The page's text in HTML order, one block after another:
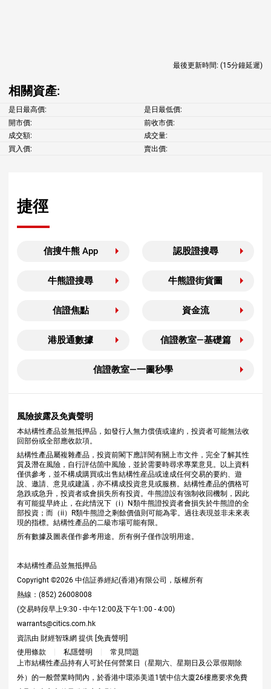
最後更新時間: (15分鐘延遲)
相關資產:
是日最高價:
是日最低價:
開市價:
前收市價:
成交額:
成交量:
買入價:
賣出價:
捷徑
信搜牛熊 App 認股證搜尋
牛熊證搜尋 牛熊證街貨圖
信證焦點 資金流
港股通數據 信證教室—基礎篇
信證教室—一圖秒學
風險披露及免責聲明
本結構性產品並無抵押品，如發行人無力償債或違約，投資者可能無法收
回部份或全部應收款項。
結構性產品屬複雜產品，投資前閣下應詳閱有關上市文件，完全了解其性
質及潛在風險，自行評估箇中風險，並於需要時尋求專業意見。以上資料
僅供參考，並不構成購買或出售結構性産品或達成任何交易的要約、遊
說、邀請、意見或建議，亦不構成投資意見或服務。結構性產品的價格可
急跌或急升，投資者或會損失所有投資。牛熊證設有強制收回機制，因此
有可能提早終止，在此情況下（i）N類牛熊證投資者會損失於牛熊證的全
部投資；而（ii）R類牛熊證之剩餘價值則可能為零。過往表現並非未來表
現的指標。結構性產品的二級市場可能有限。
所有數據及圖表僅作參考用途。所有例子僅作說明用途。
本結構性產品並無抵押品
Copyright ©2026 中信証券經紀(香港)有限公司，版權所有
熱線：(852) 26008008
(交易時段早上9:30 - 中午12:00及下午1:00 - 4:00)
warrants@citics.com.hk
資訊由 財經智珠網 提供 [免責聲明]
使用條款
私隱聲明
常見問題
上市結構性產品持有人可於任何營業日（星期六、星期日及公眾假期除
外）的一般營業時間內，於香港中環添美道1號中信大廈26樓應要求免費